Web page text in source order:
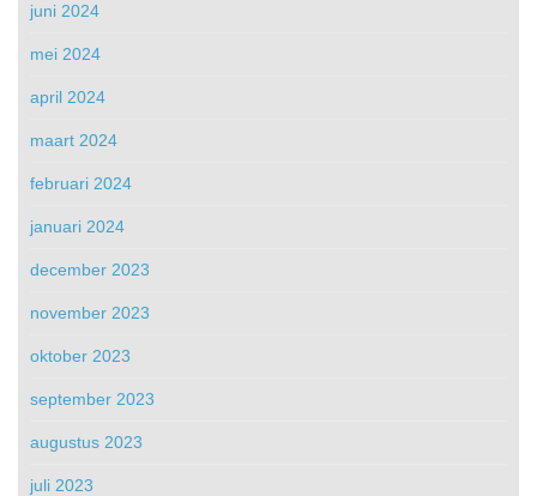
juni 2024
mei 2024
april 2024
maart 2024
februari 2024
januari 2024
december 2023
november 2023
oktober 2023
september 2023
augustus 2023
juli 2023